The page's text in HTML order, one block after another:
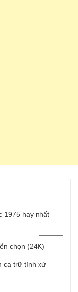
1975 hay nhất
chọn (24K)
ca trữ tình xứ